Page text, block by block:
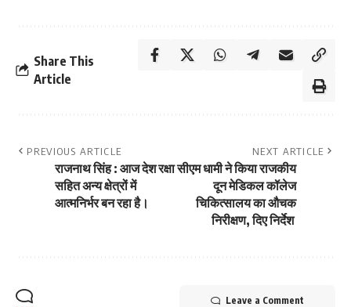
Share This
Article
PREVIOUS ARTICLE
राजनाथ सिंह : आज देश रक्षा
सहित अन्य क्षेत्रों में
आत्मनिर्भर बन रहा है।
NEXT ARTICLE
सीएम धामी ने किया राजकीय
दून मेडिकल कॉलेज
चिकित्सालय का औचक
निरीक्षण, दिए निर्देश
Leave a Comment